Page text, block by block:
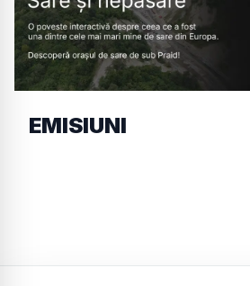
EMISIUNI